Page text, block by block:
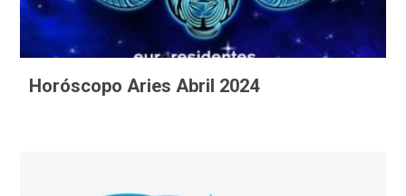
Horóscopo Aries Abril 2024